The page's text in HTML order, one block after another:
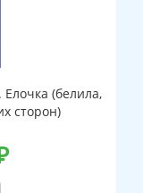
(белила,
сторон)